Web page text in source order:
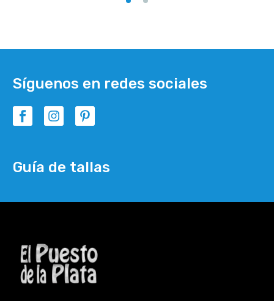
Síguenos en redes sociales
Guía de tallas